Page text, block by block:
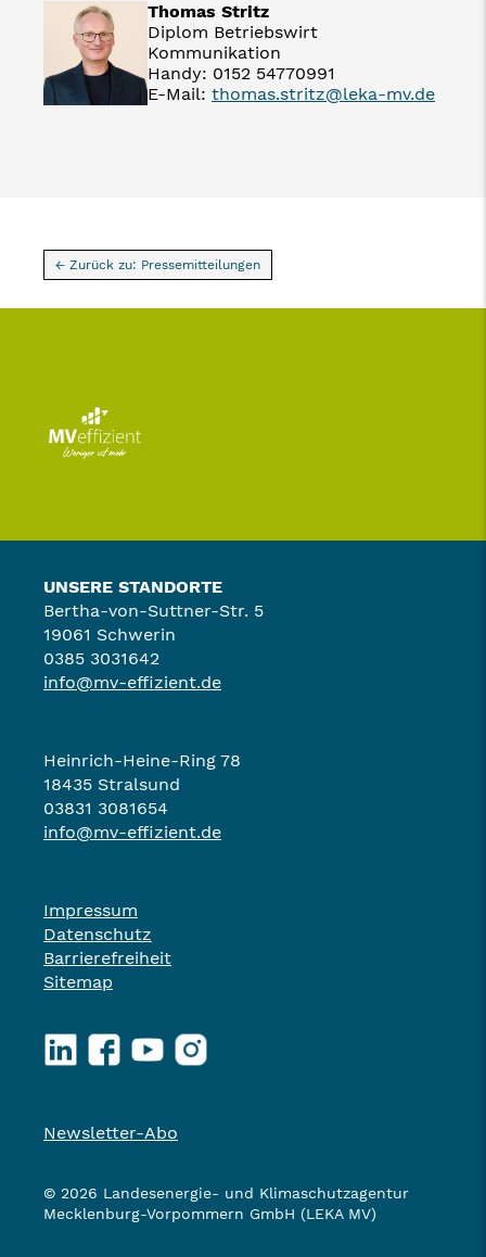
Thomas Stritz
Diplom Betriebswirt
Kommunikation
Handy: 0152 54770991
E-Mail: thomas.stritz@leka-mv.de
← Zurück zu: Pressemitteilungen
UNSERE STANDORTE
Bertha-von-Suttner-Str. 5
19061 Schwerin
0385 3031642
info@mv-effizient.de
Heinrich-Heine-Ring 78
18435 Stralsund
03831 3081654
info@mv-effizient.de
Impressum
Datenschutz
Barrierefreiheit
Sitemap
LinkedInFacebookYouTubeInstagram
Newsletter-Abo
© 2026 Landesenergie- und Klimaschutzagentur
Mecklenburg-Vorpommern GmbH (LEKA MV)